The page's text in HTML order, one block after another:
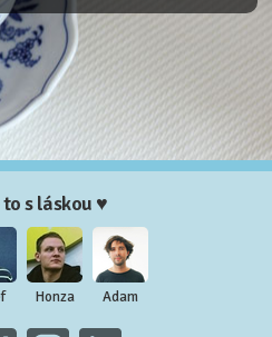
s láskou ♥
Honza Adam